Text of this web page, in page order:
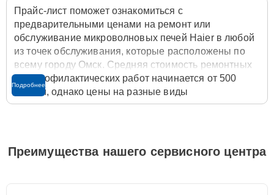
Прайс-лист поможет ознакомиться с
предварительными ценами на ремонт или
обслуживание микроволновых печей Haier в любой
из точек обслуживания, которые расположены по
всему городу Омск. Средняя стоимость ремонтных
или профилактических работ начинается от 500
рублей, однако цены на разные виды
комплектующих могут различаться. Полную
службы заботы о клиентах. Для расчета итоговой
стоимости ремонта микроволновой печи достаточно
Подробнее
Преимущества нашего сервисного центра